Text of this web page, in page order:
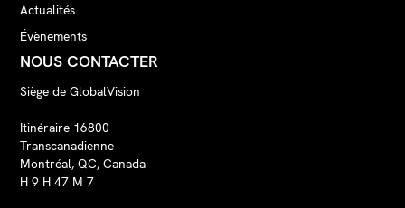
Actualités
Évènements
NOUS CONTACTER
Siège de GlobalVision
Itinéraire 16800
Transcanadienne
Montréal, QC, Canada
H 9 H 47 M 7